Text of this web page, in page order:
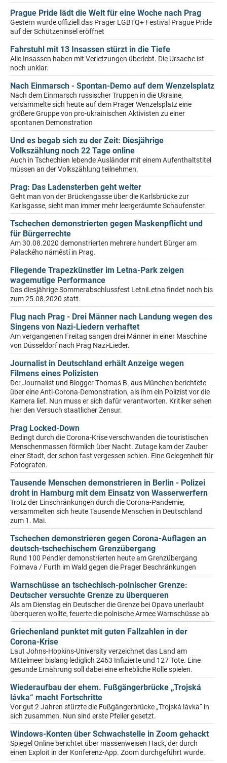
Prague Pride lädt die Welt für eine Woche nach Prag
Gestern wurde offiziell das Prager LGBTQ+ Festival Prague Pride
auf der Schützeninsel eröffnet
Fahrstuhl mit 13 Insassen stürzt in die Tiefe
Alle Insassen haben mit Verletzungen überlebt. Die Ursache ist
noch unklar.
Nach Einmarsch - Spontan-Demo auf dem Wenzelsplatz
Nach dem Einmarsch russischer Truppen in die Ukraine,
versammelte sich heute auf dem Prager Wenzelsplatz eine
größere Gruppe von pro-ukrainischen Aktivisten zu einer
spontanen Demonstration
Und es begab sich zu der Zeit: Diesjährige
Volkszählung noch 22 Tage online
Auch in Tschechien lebende Ausländer mit einem Aufenthaltstitel
müssen an der Volkszählung teilnehmen.
Prag: Das Ladensterben geht weiter
Geht man von der Brückengasse über die Karlsbrücke zur
Karlsgasse, sieht man immer mehr leergeräumte Schaufenster.
Tschechen demonstrierten gegen Maskenpflicht und
für Bürgerrechte
Am 30.08.2020 demonstrierten mehrere hundert Bürger am
Palackého náměstí in Prag.
Fliegende Trapezkünstler im Letna-Park zeigen
wagemutige Performance
Das diesjährige Sommerabschlussfest LetniLetna findet noch bis
zum 25.08.2020 statt.
Flug nach Prag - Drei Männer nach Landung wegen des
Singens von Nazi-Liedern verhaftet
Am vergangenen Freitag sangen drei Männer in einer Maschine
von Düsseldorf nach Prag Nazi-Lieder.
Journalist in Deutschland erhält Anzeige wegen
Filmens eines Polizisten
Der Journalist und Blogger Thomas B. aus München berichtete
über eine Anti-Corona-Demonstration, als ihm ein Polizist vor die
Kamera lief. Nun muss er sich dafür verantworten. Kritiker sehen
hier den Versuch staatlicher Zensur.
Prag Locked-Down
Bedingt durch die Corona-Krise verschwanden die touristischen
Menschenmassen förmlich über Nacht. Zutage kam der Zauber
einer Stadt, der schon fast vergessen schien. Eine Gelegenheit für
Fotografen.
Tausende Menschen demonstrieren in Berlin - Polizei
droht in Hamburg mit dem Einsatz von Wasserwerfern
Trotz der Einschränkungen durch die Corona-Pandemie,
versammelten sich heute Tausende Menschen in Deutschland
zum 1. Mai.
Tschechen demonstrieren gegen Corona-Auflagen an
deutsch-tschechischem Grenzübergang
Rund 100 Pendler demonstrierten heute am Grenzübergang
Folmava / Furth im Wald gegen die Prager Beschränkungen
Warnschüsse an tschechisch-polnischer Grenze:
Deutscher versuchte Grenze zu überqueren
Als am Dienstag ein Deutscher die Grenze bei Opava unerlaubt
überqueren wollte, feuerte die polnische Armee Warnschüsse ab
Griechenland punktet mit guten Fallzahlen in der
Corona-Krise
Laut Johns-Hopkins-University verzeichnet das Land am
Mittelmeer bislang lediglich 2463 Infizierte und 127 Tote. Eine
gesunde Ernährung soll dabei eine erhebliche Rolle spielen.
Wiederaufbau der ehem. Fußgängerbrücke „Trojská
lávka“ macht Fortschritte
Vor gut 2 Jahren stürzte die Fußgängerbrücke „Trojská lávka“ in
sich zusammen. Nun sind erste Pfeiler gesetzt.
Windows-Konten über Schwachstelle in Zoom gehackt
Spiegel Online berichtet über massenweisen Hack, der durch
einen Exploit in der Konferenz-App. Zoom durchgeführt wurde.